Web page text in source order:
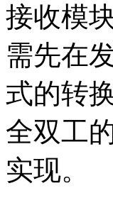
接收模
需先在
式的转
全双工
实现。